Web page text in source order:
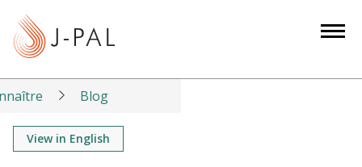
t
Blog
View in English